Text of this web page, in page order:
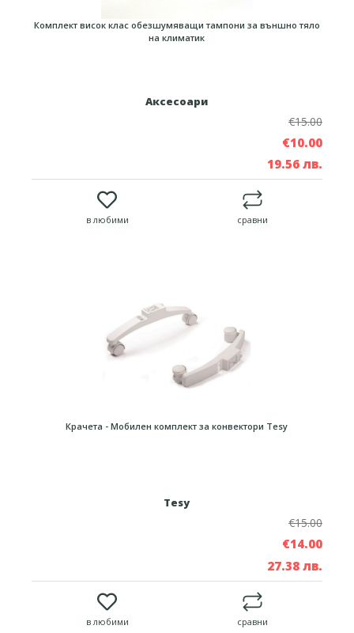
Комплект висок клас обезшумяващи тампони за външно тяло
на климатик
Аксесоари
€15.00
€10.00
19.56 лв.
в любими сравни
Крачета - Мобилен комплект за конвектори Tesy
Tesy
€15.00
€14.00
27.38 лв.
в любими сравни